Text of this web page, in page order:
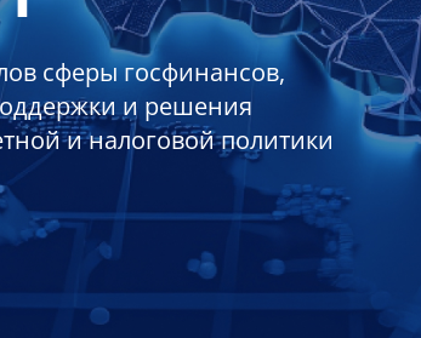
сферы госфинансов,
и решения
и налоговой политики